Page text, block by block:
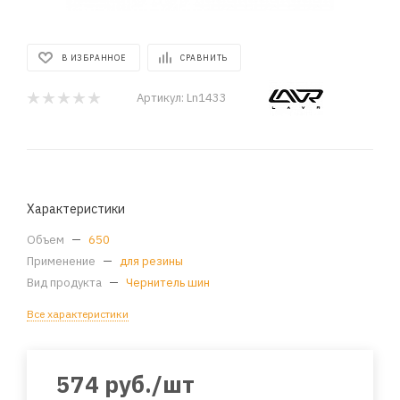
В ИЗБРАННОЕ СРАВНИТЬ
Артикул: Ln1433
Характеристики
Объем — 650
Применение — для резины
Вид продукта — Чернитель шин
Все характеристики
574 руб./шт